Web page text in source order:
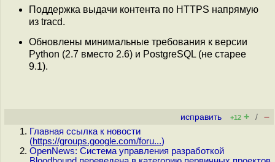
Поддержка выдачи контента по HTTPS напрямую
из tracd.
Обновлены минимальные требования к версии
Python (2.7 вместо 2.6) и PostgreSQL (не старее
9.1).
исправить +12 + / –
Главная ссылка к новости
(https://groups.google.com/foru...)
OpenNews: Система управления разработкой